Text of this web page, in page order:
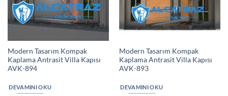
Modern Tasarım Kompak
Kaplama Antrasit Villa Kapısı
AVK-894
DEVAMINI OKU
Modern Tasarım Kompak
Kaplama Antrasit Villa Kapısı
AVK-893
DEVAMINI OKU